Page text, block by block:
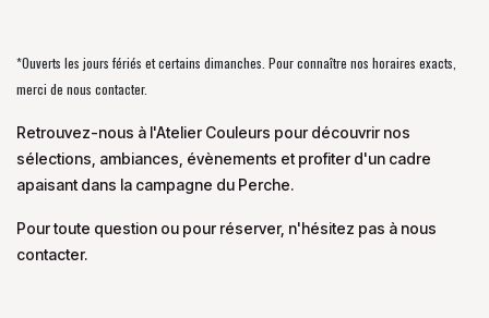
*Ouverts les jours fériés et certains dimanches. Pour connaître nos horaires exacts,
merci de nous contacter.
Retrouvez-nous à l'Atelier Couleurs pour découvrir nos
sélections, ambiances, évènements et profiter d'un cadre
apaisant dans la campagne du Perche.
Pour toute question ou pour réserver, n'hésitez pas à nous
contacter.